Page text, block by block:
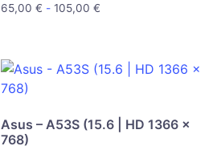
65,00 € - 105,00 €
Asus – A53S (15.6 | HD 1366 x
768)